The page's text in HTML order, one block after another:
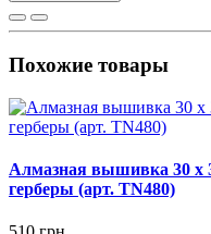
Похожие товары
Алмазная вышивка 30 х
герберы (арт. TN480)